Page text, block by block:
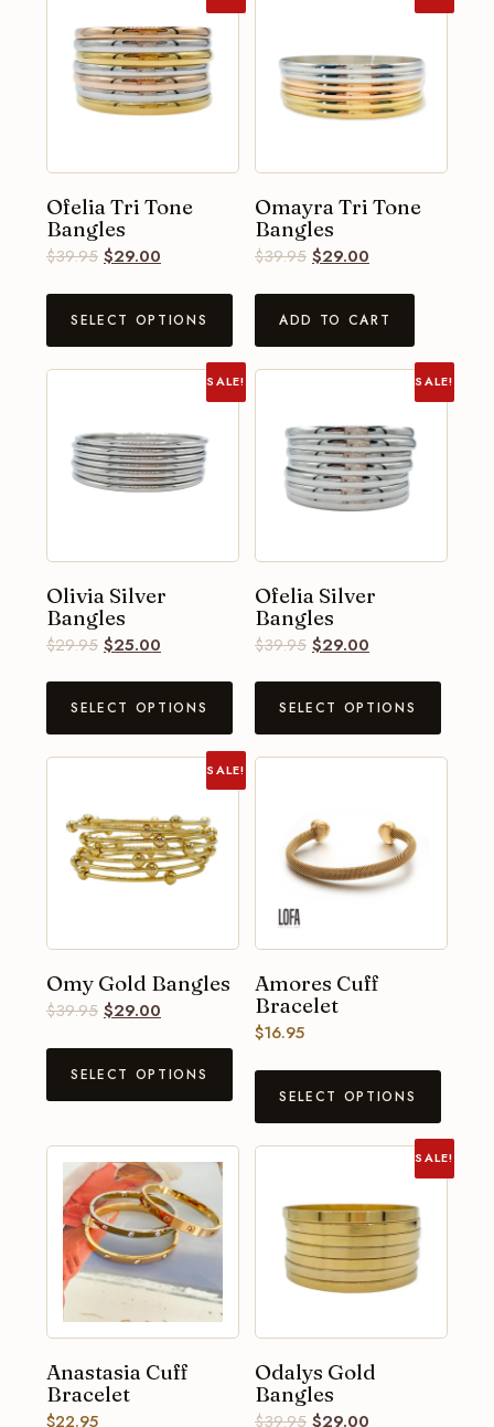
Ofelia Tri Tone
Bangles
$39.95 $29.00
SELECT OPTIONS
Omayra Tri Tone
Bangles
$39.95 $29.00
ADD TO CART
SALE!
Olivia Silver
Bangles
$29.95 $25.00
SELECT OPTIONS
SALE!
Ofelia Silver
Bangles
$39.95 $29.00
SELECT OPTIONS
SALE!
Omy Gold Bangles
$39.95 $29.00
SELECT OPTIONS
Amores Cuff
Bracelet
$16.95
SELECT OPTIONS
Anastasia Cuff
Bracelet
$22.95
SALE!
Odalys Gold
Bangles
$39.95 $29.00